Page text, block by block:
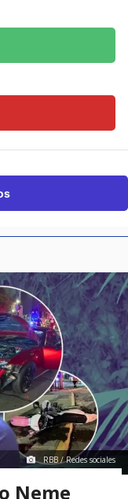
RBB / Redes sociales
Neme